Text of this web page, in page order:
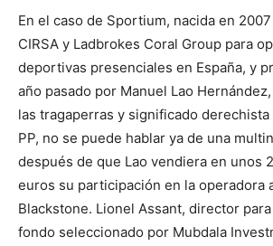
En el caso de Sportium, nacida en
CIRSA y Ladbrokes Coral Group para
deportivas presenciales en España, y
año pasado por Manuel Lao
las tragaperras y significado
PP, no se puede hablar ya de una
después de que Lao vendiera en unos
euros su participación en la operadora
Blackstone. Lionel Assant, director
fondo seleccionado por Mubdala